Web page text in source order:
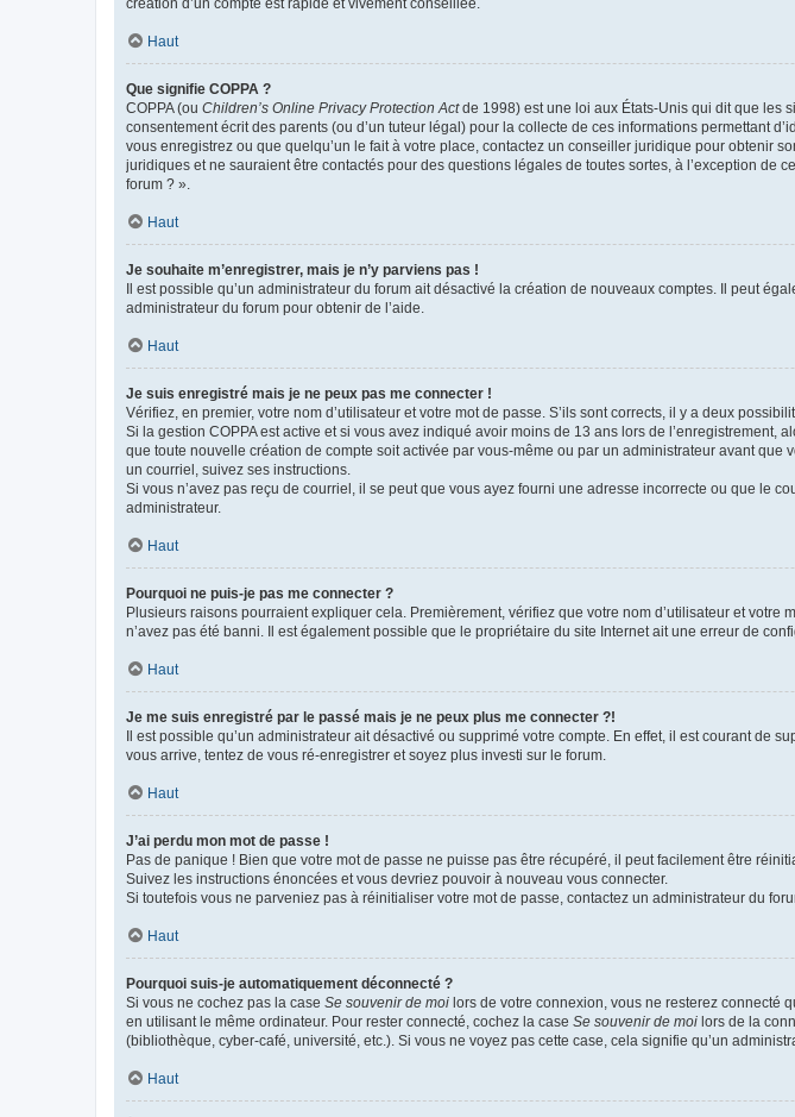
création d’un compte est rapide et vivement conseillée.
Haut
Que signifie COPPA ?
COPPA (ou Children’s Online Privacy Protection Actde 1998) est une loi aux États-Unis qui dit que les
consentement écrit des parents (ou d’un tuteur légal) pour la collecte de ces informations permettant
vous enregistrez ou que quelqu’un le fait à votre place, contactez un conseiller juridique pour obtenir
juridiques et ne sauraient être contactés pour des questions légales de toutes sortes, à l’exception
forum ? ».
Haut
Je souhaite m’enregistrer, mais je n’y parviens pas !
Il est possible qu’un administrateur du forum ait désactivé la création de nouveaux comptes. Il peut
administrateur du forum pour obtenir de l’aide.
Haut
Je suis enregistré mais je ne peux pas me connecter !
Vérifiez, en premier, votre nom d’utilisateur et votre mot de passe. S’ils sont corrects, il y a deux
Si la gestion COPPA est active et si vous avez indiqué avoir moins de 13 ans lors de
que toute nouvelle création de compte soit activée par vous-même ou par un administrateur avant
un courriel, suivez ses instructions.
Si vous n’avez pas reçu de courriel, il se peut que vous ayez fourni une adresse incorrecte ou que le
administrateur.
Haut
Pourquoi ne puis-je pas me connecter ?
Plusieurs raisons pourraient expliquer cela. Premièrement, vérifiez que votre nom d’utilisateur et
n’avez pas été banni. Il est également possible que le propriétaire du site Internet ait une erreur de
Haut
Je me suis enregistré par le passé mais je ne peux plus me connecter ?!
Il est possible qu’un administrateur ait désactivé ou supprimé votre compte. En effet, il est courant
vous arrive, tentez de vous ré-enregistrer et soyez plus investi sur le forum.
Haut
J’ai perdu mon mot de passe !
Pas de panique ! Bien que votre mot de passe ne puisse pas être récupéré, il peut facilement être
Suivez les instructions énoncées et vous devriez pouvoir à nouveau vous connecter.
Si toutefois vous ne parveniez pas à réinitialiser votre mot de passe, contactez un administrateur du
Haut
Pourquoi suis-je automatiquement déconnecté ?
Si vous ne cochez pas la case Se souvenir de moi lors de votre connexion, vous ne resterez connecté
en utilisant le même ordinateur. Pour rester connecté, cochez la case Se souvenir de moi lors de la
(bibliothèque, cyber-café, université, etc.). Si vous ne voyez pas cette case, cela signifie qu’un
Haut